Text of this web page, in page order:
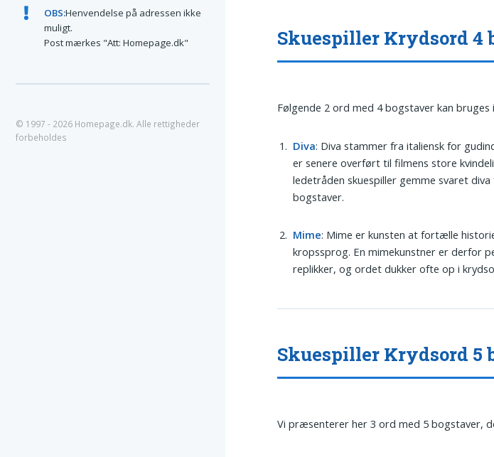
Skuespiller Krydsord 4
Følgende 2 ord med 4 bogstaver kan
Diva: Diva stammer fra italiensk for
er senere overført til filmens store
ledetråden skuespiller gemme svaret
bogstaver.
Mime: Mime er kunsten at fortælle
kropssprog. En mimekunstner er derfor
replikker, og ordet dukker ofte op i
Skuespiller Krydsord 5
Vi præsenterer her 3 ord med 5 bogstaver,
OBS:Henvendelse på adressen ikke
muligt.
Post mærkes "Att: Homepage.dk"
© 1997 - 2026 Homepage.dk. Alle rettigheder
forbeholdes